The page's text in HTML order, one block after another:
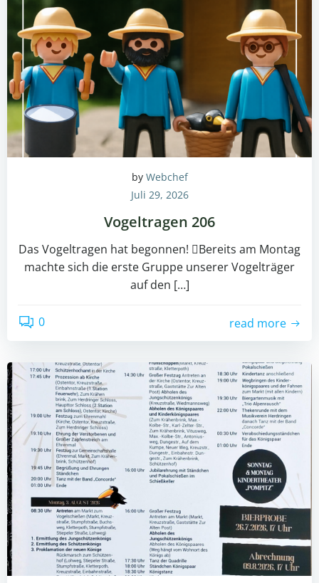
by Webchef
Juli 29, 2026
Vogeltragen 206
Das Vogeltragen hat begonnen! Bereits am Montag
machte sich die erste Gruppe unserer Vogelträger
auf den […]
0 read more